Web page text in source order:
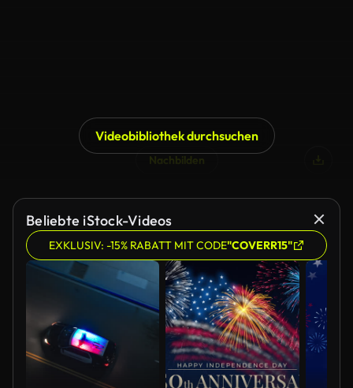
Nachbilden
Videobibliothek durchsuchen
Beliebte iStock-Videos
EXKLUSIV: -15% RABATT MIT CODE"COVERR15"